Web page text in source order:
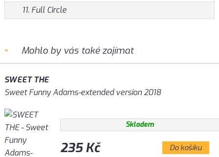
11. Full Circle
Mohlo by vás také zajímat
SWEET THE
Sweet Funny Adams-extended version 2018
Skladem
235 Kč Do košíku